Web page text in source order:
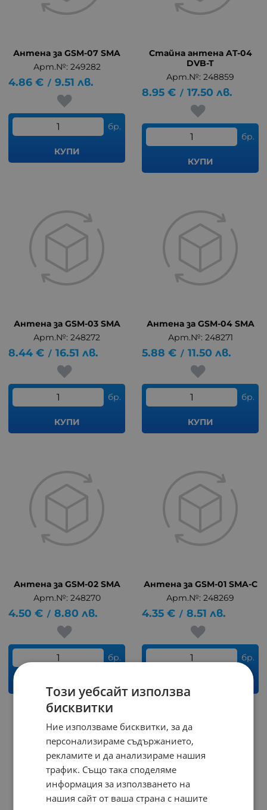
Антена за GSM-07 SMA
Арт.№: 249282
4.86 € / 9.51 лв.
бр.
КУПИ
Стайна антена AT-04
DVB-T
Арт.№: 248859
8.95 € / 17.50 лв.
бр.
КУПИ
Антена за GSM-03 SMA
Арт.№: 248272
8.44 € / 16.51 лв.
бр.
КУПИ
Антена за GSM-04 SMA
Арт.№: 248271
5.88 € / 11.50 лв.
бр.
КУПИ
Антена за GSM-02 SMA
Арт.№: 248270
4.50 € / 8.80 лв.
бр.
Антена за GSM-01 SMA-C
Арт.№: 248269
4.35 € / 8.51 лв.
бр.
Този уебсайт използва
бисквитки
Ние използваме бисквитки, за да
персонализираме съдържанието,
рекламите и да анализираме нашия
трафик. Също така споделяме
информация за използването на
нашия сайт от ваша страна с нашите